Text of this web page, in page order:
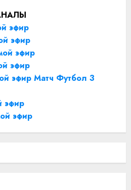
эфир
эфир
эфир
эфир
эфир Матч Футбол 3
эфир
эфир